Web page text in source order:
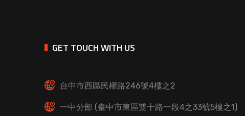
GET TOUCH WITH US
台中市西區民權路246號4樓之2
一中分部 (臺中市東區雙十路一段4之33號5樓之1)